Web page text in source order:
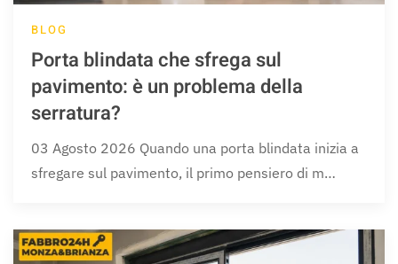
BLOG
Porta blindata che sfrega sul
pavimento: è un problema della
serratura?
03 Agosto 2026 Quando una porta blindata inizia a
sfregare sul pavimento, il primo pensiero di m…